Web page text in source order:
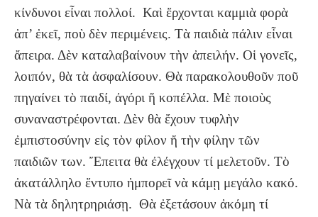
κίνδυνοι εἶναι πολλοί. Καὶ ἔρχονται καμμιὰ φορὰ
ἀπ’ ἐκεῖ, ποὺ δὲν περιμένεις. Τὰ παιδιὰ πάλιν εἶναι
ἄπειρα. Δὲν καταλαβαίνουν τὴν ἀπειλήν. Οἱ γονεῖς,
λοιπόν, θὰ τὰ ἀσφαλίσουν. Θὰ παρακολουθοῦν ποῦ
πηγαίνει τὸ παιδί, ἀγόρι ἤ κοπέλλα. Μὲ ποιοὺς
συναναστρέφονται. Δὲν θὰ ἔχουν τυφλὴν
ἐμπιστοσύνην εἰς τὸν φίλον ἤ τὴν φίλην τῶν
παιδιῶν των. Ἔπειτα θὰ ἐλέγχουν τί μελετοῦν. Τὸ
ἀκατάλληλο ἔντυπο ἡμπορεῖ νὰ κάμῃ μεγάλο κακό.
Νὰ τὰ δηλητρηριάσῃ. Θὰ ἐξετάσουν ἀκόμη τί